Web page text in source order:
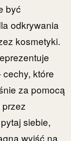
być
odkrywania
kosmetyki.
cechy, które
za pomocą
siebie,
wyjść na